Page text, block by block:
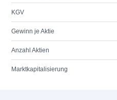
KGV
Gewinn je Aktie
Anzahl Aktien
Marktkapitalisierung